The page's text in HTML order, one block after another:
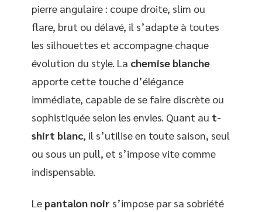
pierre angulaire : coupe droite, slim ou
flare, brut ou délavé, il s’adapte à toutes
les silhouettes et accompagne chaque
évolution du style. La chemise blanche
apporte cette touche d’élégance
immédiate, capable de se faire discrète ou
sophistiquée selon les envies. Quant au t-
shirt blanc, il s’utilise en toute saison, seul
ou sous un pull, et s’impose vite comme
indispensable.
Le pantalon noir s’impose par sa sobriété